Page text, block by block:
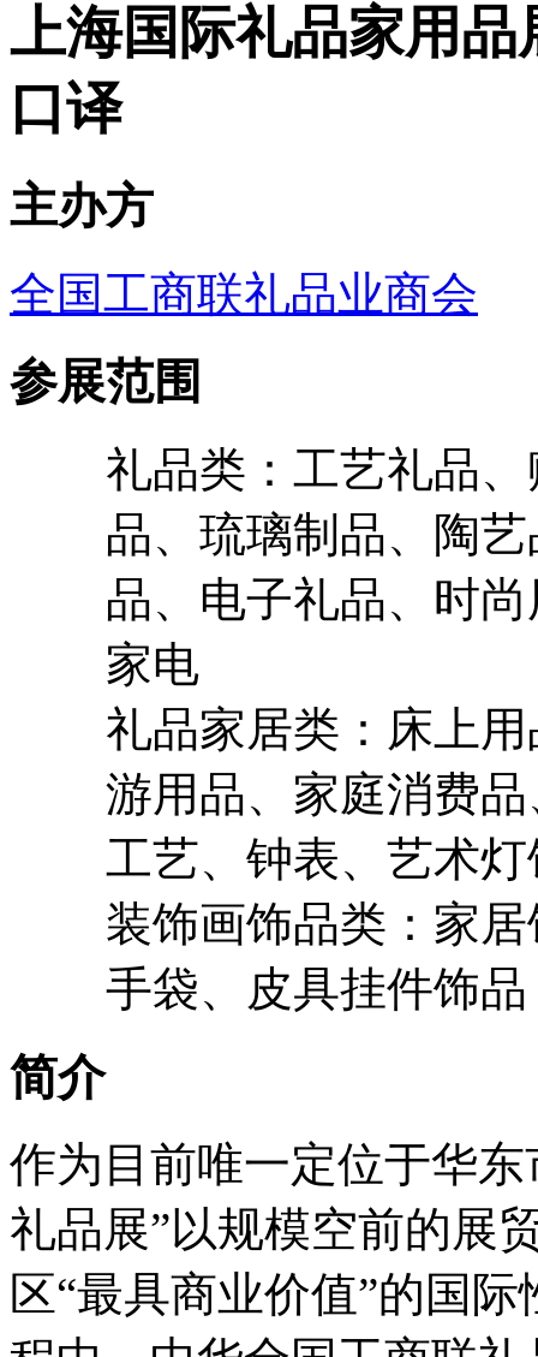
上海国际礼品家用
口译
主办方
全国工商联礼品业商会
参展范围
礼品类：工艺礼品
品、琉璃制品、陶
品、电子礼品、时
家电
礼品家居类：床上
游用品、家庭消费
工艺、钟表、艺术灯
装饰画饰品类：家
手袋、皮具挂件饰品
简介
作为目前唯一定位于华
礼品展”以规模空前的展
区“最具商业价值”的国